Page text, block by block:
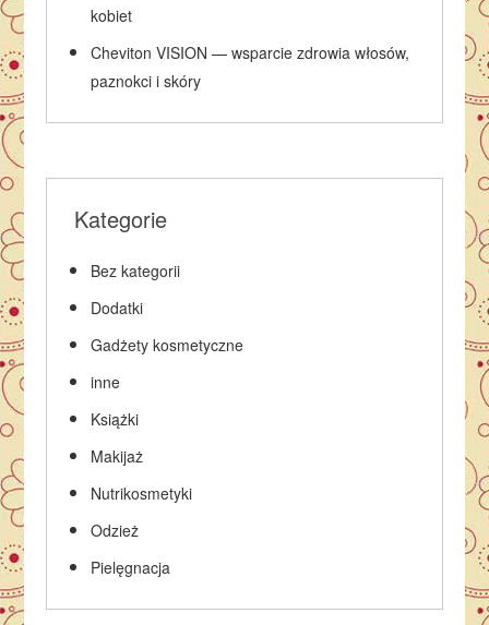
kobiet
Cheviton VISION — wsparcie zdrowia włosów,
paznokci i skóry
Kategorie
Bez kategorii
Dodatki
Gadżety kosmetyczne
inne
Książki
Makijaż
Nutrikosmetyki
Odzież
Pielęgnacja